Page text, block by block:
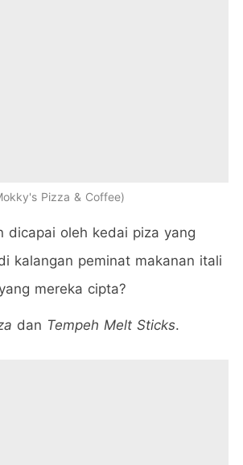
Pizza & Coffee
dicapai oleh kedai piza yang
kalangan peminat makanan itali
mereka cipta?
dan Tempeh Melt Sticks.